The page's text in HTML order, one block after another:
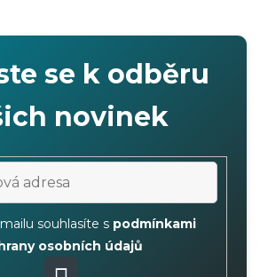
se k odběru
novinek
souhlasíte s podmínkami
osobních údajů